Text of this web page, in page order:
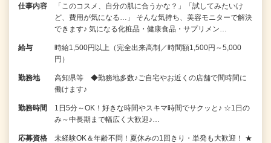
仕事内容
「このコスメ、自分の肌に合うかな？」「試してみたいけ
ど、費用が気になる…」 そんな気持ち、美容モニターで解決
できます♪ 気になる化粧品・健康食品・サプリメン…
給与
時給1,500円以上（完全出来高制／時間額1,500円～5,000
円）
勤務地
高知県等 ◆勤務地多数♪ご自宅やお近くの店舗で間時間に
働けます♪
勤務時間
1日5分～OK！好きな時間やスキマ時間でサクッと♪ ☆1日の
み～中長期まで幅広く大歓迎♪…
応募資格
未経験OK＆年齢不問！夏休みの1回きり・単発も大歓迎！ ★